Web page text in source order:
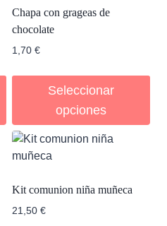
Chapa con grageas de
chocolate
1,70 €
Seleccionar
opciones
Kit comunion niña muñeca
21,50 €